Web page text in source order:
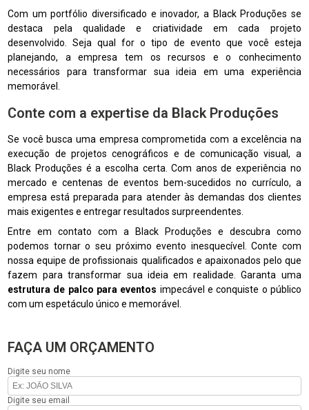
Com um portfólio diversificado e inovador, a Black Produções se
destaca pela qualidade e criatividade em cada projeto
desenvolvido. Seja qual for o tipo de evento que você esteja
planejando, a empresa tem os recursos e o conhecimento
necessários para transformar sua ideia em uma experiência
memorável.
Conte com a expertise da Black Produções
Se você busca uma empresa comprometida com a excelência na
execução de projetos cenográficos e de comunicação visual, a
Black Produções é a escolha certa. Com anos de experiência no
mercado e centenas de eventos bem-sucedidos no currículo, a
empresa está preparada para atender às demandas dos clientes
mais exigentes e entregar resultados surpreendentes.
Entre em contato com a Black Produções e descubra como
podemos tornar o seu próximo evento inesquecível. Conte com
nossa equipe de profissionais qualificados e apaixonados pelo que
fazem para transformar sua ideia em realidade. Garanta uma
estrutura de palco para eventos impecável e conquiste o público
com um espetáculo único e memorável.
FAÇA UM ORÇAMENTO
Digite seu nome
Digite seu email